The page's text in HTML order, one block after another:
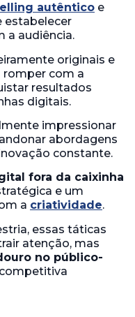
autêntico e
estabelecer
a audiência.
originais e
romper com a
resultados
digitais.
impressionar
abordagens
constante.
fora da caixinha
e um
a criatividade.
essas táticas
atenção, mas
no público-